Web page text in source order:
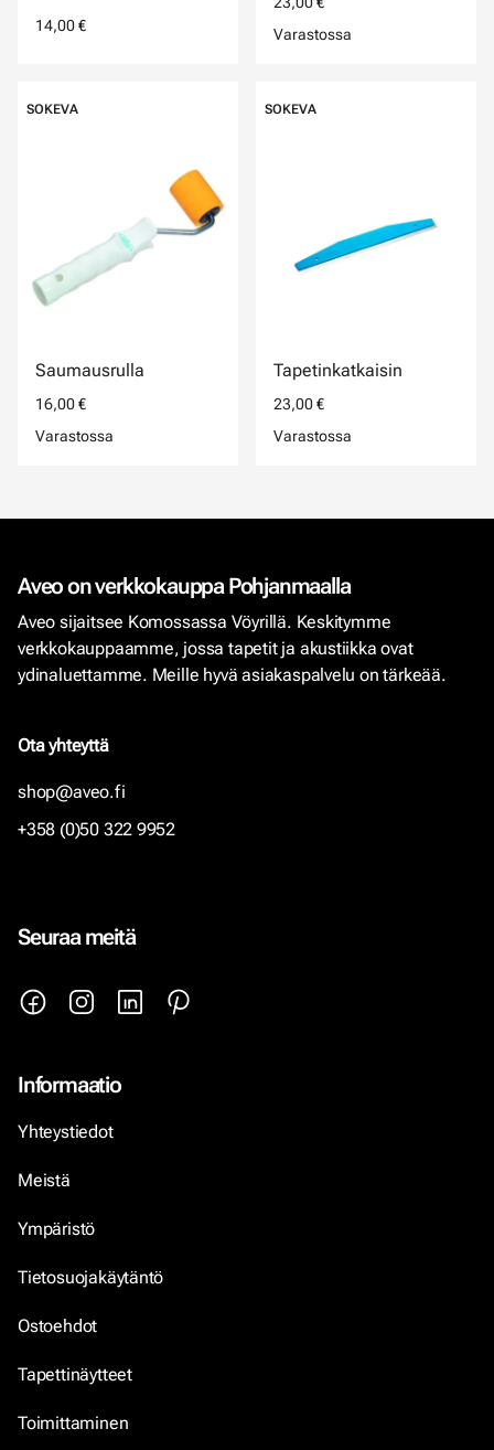
14,00 €
Varastossa
SOKEVA
Saumausrulla
16,00 €
Varastossa
SOKEVA
Tapetinkatkaisin
23,00 €
Varastossa
Aveo on verkkokauppa Pohjanmaalla
Aveo sijaitsee Komossassa Vöyrillä. Keskitymme
verkkokauppaamme, jossa tapetit ja akustiikka ovat
ydinaluettamme. Meille hyvä asiakaspalvelu on tärkeää.
Ota yhteyttä
shop@aveo.fi
+358 (0)50 322 9952
Seuraa meitä
Informaatio
Yhteystiedot
Meistä
Ympäristö
Tietosuojakäytäntö
Ostoehdot
Tapettinäytteet
Toimittaminen